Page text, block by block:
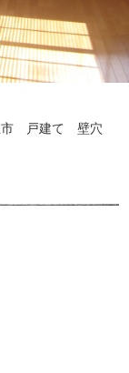
市 戸建て 壁穴